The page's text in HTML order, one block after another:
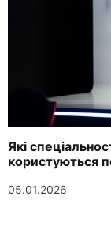
Які
користуються
05.01.2026